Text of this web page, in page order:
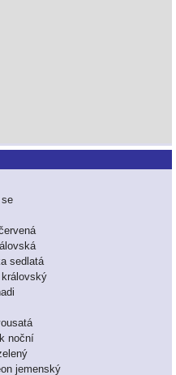
se
sedlatá
královský
noční
jemenský